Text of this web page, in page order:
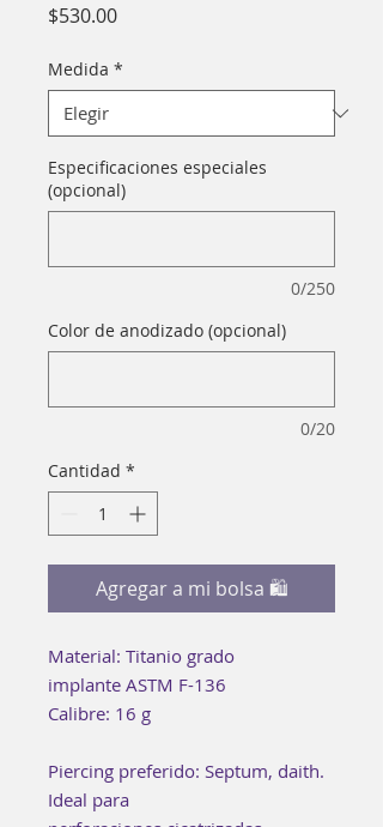
$530.00Precio
Medida *
Especificaciones especiales
(opcional)
0/250
Color de anodizado (opcional)
0/20
Cantidad *
Agregar a mi bolsa 🛍
Material: Titanio grado
implante ASTM F-136
Calibre: 16 g
Piercing preferido: Septum, daith.
Ideal para